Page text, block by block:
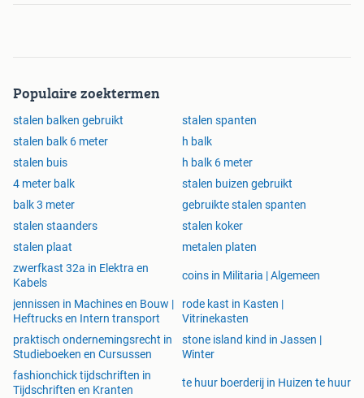
Populaire zoektermen
stalen balken gebruikt
stalen spanten
stalen balk 6 meter
h balk
stalen buis
h balk 6 meter
4 meter balk
stalen buizen gebruikt
balk 3 meter
gebruikte stalen spanten
stalen staanders
stalen koker
stalen plaat
metalen platen
zwerfkast 32a in Elektra en
Kabels
coins in Militaria | Algemeen
jennissen in Machines en Bouw |
Heftrucks en Intern transport
rode kast in Kasten |
Vitrinekasten
praktisch ondernemingsrecht in
Studieboeken en Cursussen
stone island kind in Jassen |
Winter
fashionchick tijdschriften in
Tijdschriften en Kranten
te huur boerderij in Huizen te huur